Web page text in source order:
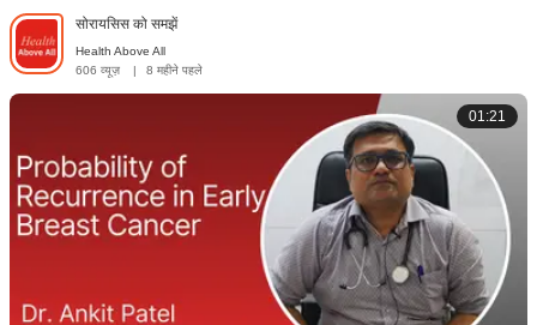
सोरायसिस को समझें
Health Above All
606 व्यूज़
| 8 महीने पहले
01:21